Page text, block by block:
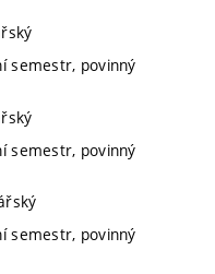
semestr, povinný
semestr, povinný
semestr, povinný